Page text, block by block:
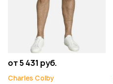
от 5 431 руб.
Charles Colby